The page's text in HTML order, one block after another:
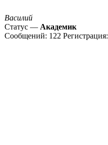
Василий
Статус — Академик
Сообщений: 122 Регистрация: